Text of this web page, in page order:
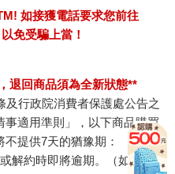
如接獲電話要求您前往
免受騙上當！
退回商品須為全新狀態**
及行政院消費者保護處公告之
事適用準則」，以下商品購買
提供7天的猶豫期：
解約時即將逾期。（如：生